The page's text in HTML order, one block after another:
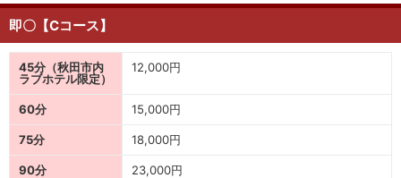
即〇【Cコース】
45分（秋田市内
ラブホテル限定）
12,000円
60分 15,000円
75分 18,000円
90分 23,000円